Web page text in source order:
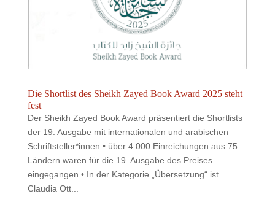
Die Shortlist des Sheikh Zayed Book Award 2025 steht
fest
Der Sheikh Zayed Book Award präsentiert die Shortlists
der 19. Ausgabe mit internationalen und arabischen
Schriftsteller*innen • über 4.000 Einreichungen aus 75
Ländern waren für die 19. Ausgabe des Preises
eingegangen • In der Kategorie „Übersetzung“ ist
Claudia Ott...